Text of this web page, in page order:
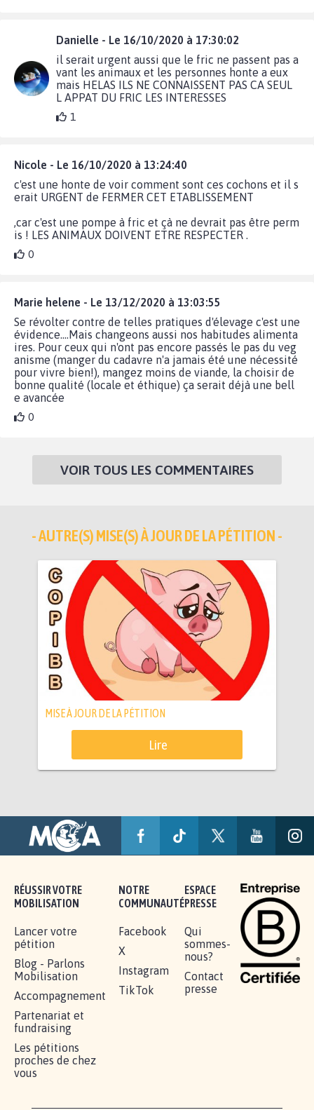
Danielle - Le 16/10/2020 à 17:30:02
il serait urgent aussi que le fric ne passent pas a
vant les animaux et les personnes honte a eux
mais HELAS ILS NE CONNAISSENT PAS CA SEUL
L APPAT DU FRIC LES INTERESSES
1
Nicole - Le 16/10/2020 à 13:24:40
c'est une honte de voir comment sont ces cochons et il s
erait URGENT de FERMER CET ETABLISSEMENT
,car c'est une pompe à fric et çà ne devrait pas être perm
is ! LES ANIMAUX DOIVENT ETRE RESPECTER .
0
Marie helene - Le 13/12/2020 à 13:03:55
Se révolter contre de telles pratiques d'élevage c'est une
évidence....Mais changeons aussi nos habitudes alimenta
ires. Pour ceux qui n'ont pas encore passés le pas du veg
anisme (manger du cadavre n'a jamais été une nécessité
pour vivre bien!), mangez moins de viande, la choisir de
bonne qualité (locale et éthique) ça serait déjà une bell
e avancée
0
VOIR TOUS LES COMMENTAIRES
- AUTRE(S) MISE(S) À JOUR DE LA PÉTITION -
MISE À JOUR DE LA PÉTITION
Lire
RÉUSSIR VOTRE
MOBILISATION
Lancer votre
pétition
Blog - Parlons
Mobilisation
Accompagnement
Partenariat et
fundraising
Les pétitions
proches de chez
vous
NOTRE
COMMUNAUTÉ
Facebook
X
Instagram
TikTok
ESPACE
PRESSE
Qui
sommes-
nous?
Contact
presse